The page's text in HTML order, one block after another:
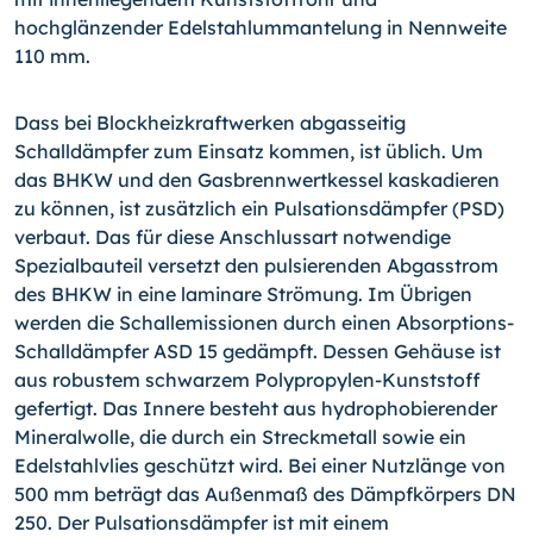
hochglänzender Edelstahlummantelung in Nennweite
110 mm.
Dass bei Blockheizkraftwerken abgasseitig
Schalldämpfer zum Einsatz kommen, ist üblich. Um
das BHKW und den Gasbrennwertkessel kaskadieren
zu können, ist zusätzlich ein Pulsationsdämpfer (PSD)
verbaut. Das für diese Anschlussart notwendige
Spezialbauteil versetzt den pulsierenden Abgasstrom
des BHKW in eine laminare Strömung. Im Übrigen
werden die Schallemissionen durch einen Absorptions-
Schalldämpfer ASD 15 gedämpft. Dessen Gehäuse ist
aus robustem schwarzem Polypropylen-Kunststoff
gefertigt. Das Innere besteht aus hydrophobierender
Mineralwolle, die durch ein Streckmetall sowie ein
Edelstahlvlies geschützt wird. Bei einer Nutzlänge von
500 mm beträgt das Außenmaß des Dämpfkörpers DN
250. Der Pulsationsdämpfer ist mit einem